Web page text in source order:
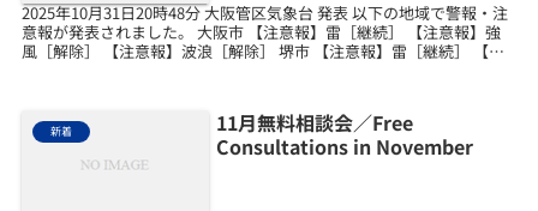
2025年10月31日20時48分 大阪管区気象台 発表 以下の地域で警報・注
意報が発表されました。 大阪市 【注意報】雷［継続］ 【注意報】強
風［解除］ 【注意報】波浪［解除］ 堺市 【注意報】雷［継続］ 【注
新着
11月無料相談会／Free
Consultations in November